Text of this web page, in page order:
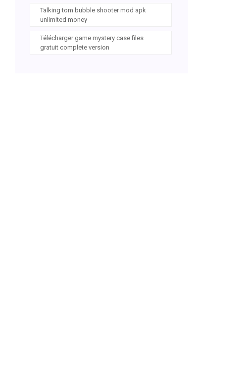
Talking tom bubble shooter mod apk
unlimited money
Télécharger game mystery case files
gratuit complete version